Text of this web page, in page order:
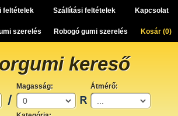
feltételek Szállítási feltételek Kapcsolat
szerelés Robogó gumi szerelés Kosár (0)
kereső
Magasság: Átmérő: